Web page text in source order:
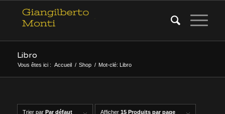
Libro
Vous êtes ici : Accueil / Shop / Mot-clé: Libro
Trier par Par défaut Afficher 15 Produits par page